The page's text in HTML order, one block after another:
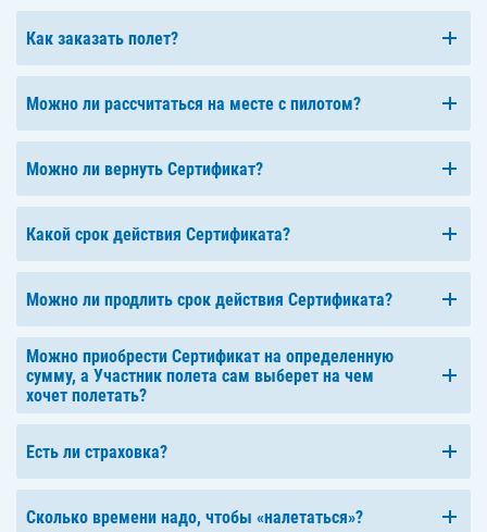
Как заказать полет?
Можно ли рассчитаться на месте с пилотом?
Можно ли вернуть Сертификат?
Какой срок действия Сертификата?
Можно ли продлить срок действия Сертификата?
Можно приобрести Сертификат на определенную
сумму, а Участник полета сам выберет на чем
хочет полетать?
Есть ли страховка?
Сколько времени надо, чтобы «налетаться»?